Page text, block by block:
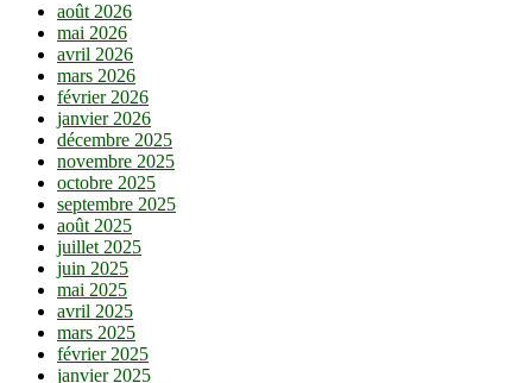
août 2026
mai 2026
avril 2026
mars 2026
février 2026
janvier 2026
décembre 2025
novembre 2025
octobre 2025
septembre 2025
août 2025
juillet 2025
juin 2025
mai 2025
avril 2025
mars 2025
février 2025
janvier 2025